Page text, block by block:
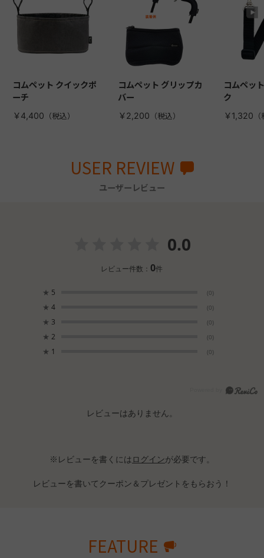
コムペット クイックポ
ーチ
￥4,400
コムペット グリップカ
バー
￥2,200
コムペッ
ク
￥1,320
USER REVIEW
ユーザーレビュー
0.0
レビュー件数：0件
★ 5 (0)
★ 4 (0)
★ 3 (0)
★ 2 (0)
★ 1 (0)
レビューはありません。
※レビューを書くには ログインが必要です。
レビューを書いてクーポン＆プレゼントをもらおう！
FEATURE